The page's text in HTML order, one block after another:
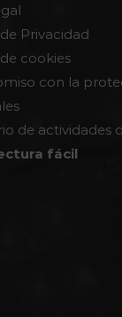
Privacidad
cookies
con la
de actividades
fácil